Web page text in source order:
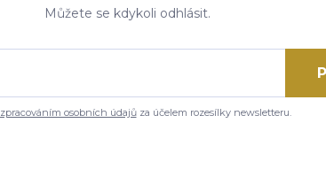
Můžete se kdykoli odhlásit.
zpracováním osobních údajůza účelem rozesílky newsletteru.